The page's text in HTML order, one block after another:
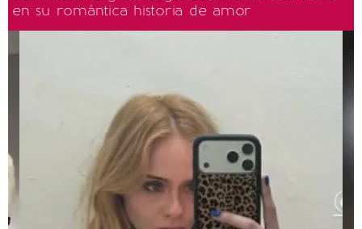
en su romántica historia de amor